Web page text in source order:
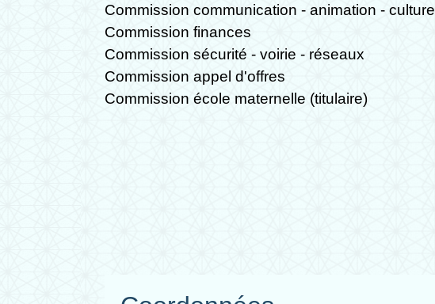
Commission communication - animation - culture
Commission finances
Commission sécurité - voirie - réseaux
Commission appel d'offres
Commission école maternelle (titulaire)